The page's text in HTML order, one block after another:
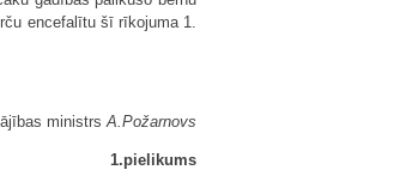
encefalītu šī rīkojuma 1.
ministrsA.Požarnovs
1.pielikums